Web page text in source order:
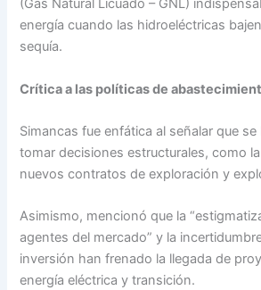
(Gas Natural Licuado – GNL)
energía cuando las hidroeléctricas
sequía.
Crítica a las políticas de
Simancas fue enfática al señalar que
tomar decisiones estructurales, como
nuevos contratos de exploración y
Asimismo, mencionó que la
agentes del mercado” y la
inversión han frenado la llegada de
energía eléctrica y transición.